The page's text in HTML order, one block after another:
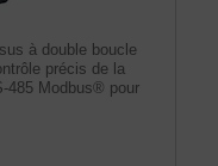
à double boucle
précis de la
485 Modbus® pour